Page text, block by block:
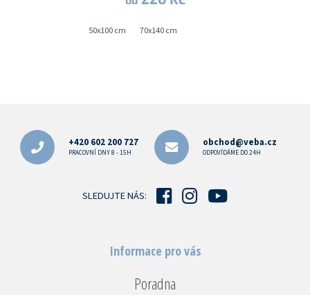
50x100 cm 70x140 cm
+420 602 200 727
PRACOVNÍ DNY 8 - 15H
obchod@veba.cz
ODPOVÍDÁME DO 24H
SLEDUJTE NÁS:
Informace pro vás
Poradna